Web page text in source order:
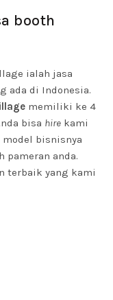
booth
ialah jasa
ada di Indonesia.
memiliki ke 4
bisa hire kami
bisnisnya
pameran anda.
terbaik yang kami